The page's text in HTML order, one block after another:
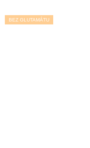
BEZ GLUTAMÁTU